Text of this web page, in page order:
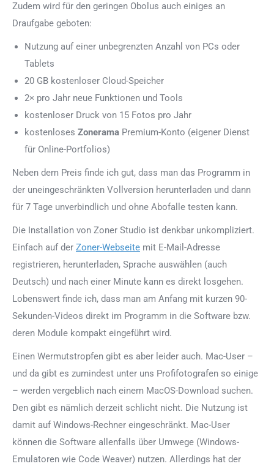
Zudem wird für den geringen Obolus auch einiges an
Draufgabe geboten:
Nutzung auf einer unbegrenzten Anzahl von PCs oder
Tablets
20 GB kostenloser Cloud-Speicher
2× pro Jahr neue Funktionen und Tools
kostenloser Druck von 15 Fotos pro Jahr
kostenloses Zonerama Premium-Konto (eigener Dienst
für Online-Portfolios)
Neben dem Preis finde ich gut, dass man das Programm in
der uneingeschränkten Vollversion herunterladen und dann
für 7 Tage unverbindlich und ohne Abofalle testen kann.
Die Installation von Zoner Studio ist denkbar unkompliziert.
Einfach auf der Zoner-Webseite mit E-Mail-Adresse
registrieren, herunterladen, Sprache auswählen (auch
Deutsch) und nach einer Minute kann es direkt losgehen.
Lobenswert finde ich, dass man am Anfang mit kurzen 90-
Sekunden-Videos direkt im Programm in die Software bzw.
deren Module kompakt eingeführt wird.
Einen Wermutstropfen gibt es aber leider auch. Mac-User –
und da gibt es zumindest unter uns Profifotografen so einige
– werden vergeblich nach einem MacOS-Download suchen.
Den gibt es nämlich derzeit schlicht nicht. Die Nutzung ist
damit auf Windows-Rechner eingeschränkt. Mac-User
können die Software allenfalls über Umwege (Windows-
Emulatoren wie Code Weaver) nutzen. Allerdings hat der